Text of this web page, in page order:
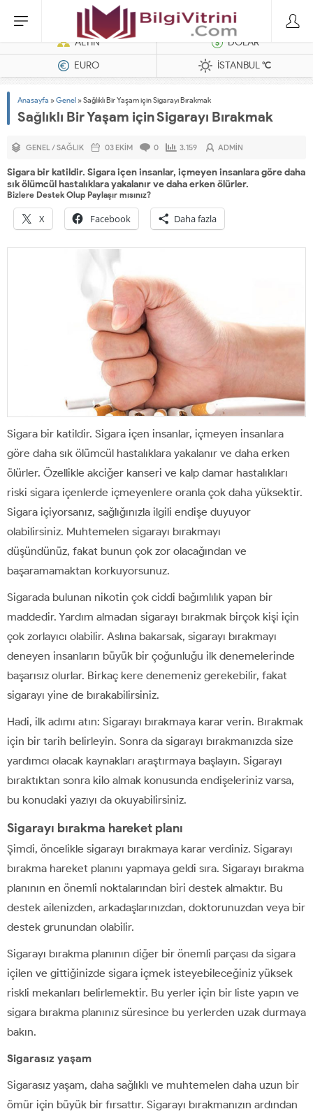
Dizel Jeneratörler
ALTIN
DOLAR
EURO
İSTANBUL°C
Anasayfa »Genel »Sağlıklı Bir Yaşam için Sigarayı Bırakmak
Sağlıklı Bir Yaşam için Sigarayı Bırakmak
GENEL/SAĞLIK 03 EKIM 0 3.159 ADMIN
Sigara bir katildir. Sigara içen insanlar, içmeyen insanlara göre daha
sık ölümcül hastalıklara yakalanır ve daha erken ölürler.
Bizlere Destek Olup Paylaşır mısınız?
X Facebook Daha fazla
Sigara bir katildir. Sigara içen insanlar, içmeyen insanlara
göre daha sık ölümcül hastalıklara yakalanır ve daha erken
ölürler. Özellikle akciğer kanseri ve kalp damar hastalıkları
riski sigara içenlerde içmeyenlere oranla çok daha yüksektir.
Sigara içiyorsanız, sağlığınızla ilgili endişe duyuyor
olabilirsiniz. Muhtemelen sigarayı bırakmayı
düşündünüz, fakat bunun çok zor olacağından ve
başaramamaktan korkuyorsunuz.
Sigarada bulunan nikotin çok ciddi bağımlılık yapan bir
maddedir. Yardım almadan sigarayı bırakmak birçok kişi için
çok zorlayıcı olabilir. Aslına bakarsak, sigarayı bırakmayı
deneyen insanların büyük bir çoğunluğu ilk denemelerinde
başarısız olurlar. Birkaç kere denemeniz gerekebilir, fakat
sigarayı yine de bırakabilirsiniz.
Hadi, ilk adımı atın: Sigarayı bırakmaya karar verin. Bırakmak
için bir tarih belirleyin. Sonra da sigarayı bırakmanızda size
yardımcı olacak kaynakları araştırmaya başlayın. Sigarayı
bıraktıktan sonra kilo almak konusunda endişeleriniz varsa,
bu konudaki yazıyı da okuyabilirsiniz.
Sigarayı bırakma hareket planı
Şimdi, öncelikle sigarayı bırakmaya karar verdiniz. Sigarayı
bırakma hareket planını yapmaya geldi sıra. Sigarayı bırakma
planının en önemli noktalarından biri destek almaktır. Bu
destek ailenizden, arkadaşlarınızdan, doktorunuzdan veya bir
destek grunundan olabilir.
Sigarayı bırakma planının diğer bir önemli parçası da sigara
içilen ve gittiğinizde sigara içmek isteyebileceğiniz yüksek
riskli mekanları belirlemektir. Bu yerler için bir liste yapın ve
sigara bırakma planınız süresince bu yerlerden uzak durmaya
bakın.
Sigarasız yaşam
Sigarasız yaşam, daha sağlıklı ve muhtemelen daha uzun bir
ömür için büyük bir fırsattır. Sigarayı bırakmanızın ardından